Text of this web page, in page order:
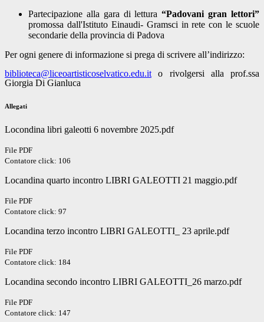
Partecipazione alla gara di lettura“Padovani gran lettori”
promossa dall'Istituto Einaudi- Gramsci in rete con le scuole
secondarie della provincia di Padova
Per ogni genere di informazione si prega di scrivere all’indirizzo:
biblioteca@liceoartisticoselvatico.edu.it o rivolgersi alla prof.ssa
Giorgia Di Gianluca
Allegati
Locondina libri galeotti 6 novembre 2025.pdf
File PDF
Contatore click: 106
Locandina quarto incontro LIBRI GALEOTTI 21 maggio.pdf
File PDF
Contatore click: 97
Locandina terzo incontro LIBRI GALEOTTI_ 23 aprile.pdf
File PDF
Contatore click: 184
Locandina secondo incontro LIBRI GALEOTTI_26 marzo.pdf
File PDF
Contatore click: 147